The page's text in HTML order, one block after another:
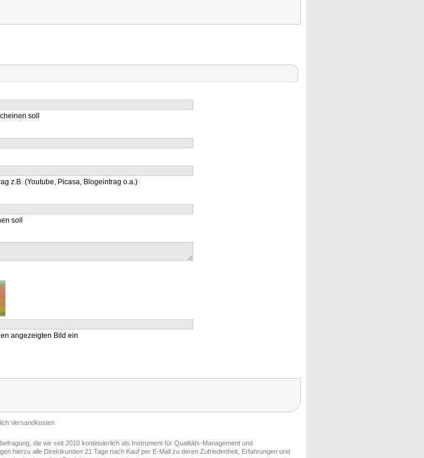
soll
z.B. (Youtube, Picasa, Blogeintrag o.a.)
soll
angezeigten Bild ein
Versandkosten
die wir seit 2010 kontinuierlich als Instrument für Qualitäts-Management und
hierzu alle Direktkunden 21 Tage nach Kauf per E-Mail zu deren Zufriedenheit, Erfahrungen und